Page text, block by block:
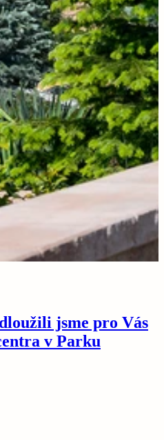
jsme pro Vás
v Parku